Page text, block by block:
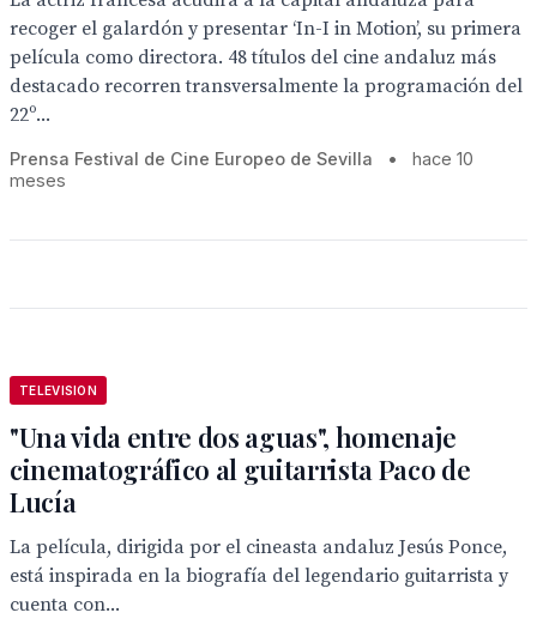
recoger el galardón y presentar ‘In-I in Motion’, su primera
película como directora. 48 títulos del cine andaluz más
destacado recorren transversalmente la programación del
22º...
Prensa Festival de Cine Europeo de Sevilla •
hace 10
meses
TELEVISION
"Una vida entre dos aguas", homenaje
cinematográfico al guitarrista Paco de
Lucía
La película, dirigida por el cineasta andaluz Jesús Ponce,
está inspirada en la biografía del legendario guitarrista y
cuenta con...